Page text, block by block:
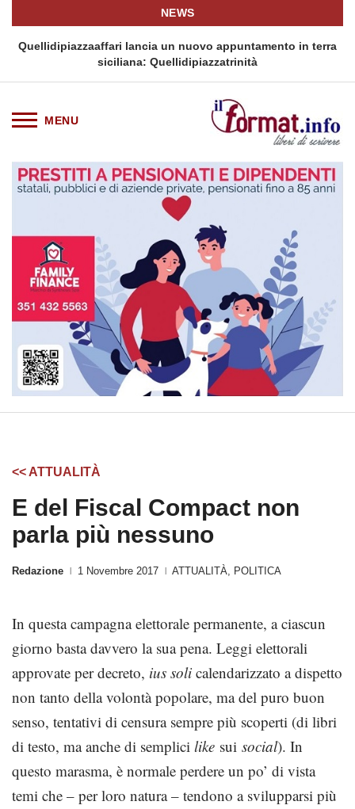
NEWS
Quellidipiazzaaffari lancia un nuovo appuntamento in terra
siciliana: Quellidipiazzatrinità
<< ATTUALITÀ
E del Fiscal Compact non
parla più nessuno
Redazione 1 Novembre 2017 ATTUALITÀ, POLITICA
In questa campagna elettorale permanente, a ciascun
giorno basta davvero la sua pena. Leggi elettorali
approvate per decreto, ius soli calendarizzato a dispetto
non tanto della volontà popolare, ma del puro buon
senso, tentativi di censura sempre più scoperti (di libri
di testo, ma anche di semplici like sui social). In
questo marasma, è normale perdere un po’ di vista
temi che – per loro natura – tendono a svilupparsi più